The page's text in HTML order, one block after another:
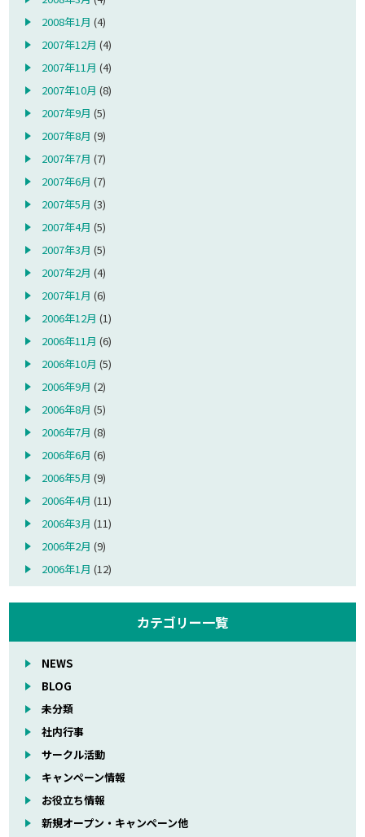
2008年1月 (4)
2007年12月 (4)
2007年11月 (4)
2007年10月 (8)
2007年9月 (5)
2007年8月 (9)
2007年7月 (7)
2007年6月 (7)
2007年5月 (3)
2007年4月 (5)
2007年3月 (5)
2007年2月 (4)
2007年1月 (6)
2006年12月 (1)
2006年11月 (6)
2006年10月 (5)
2006年9月 (2)
2006年8月 (5)
2006年7月 (8)
2006年6月 (6)
2006年5月 (9)
2006年4月 (11)
2006年3月 (11)
2006年2月 (9)
2006年1月 (12)
カテゴリー一覧
NEWS
BLOG
未分類
社内行事
サークル活動
キャンペーン情報
お役立ち情報
新規オープン・キャンペーン他